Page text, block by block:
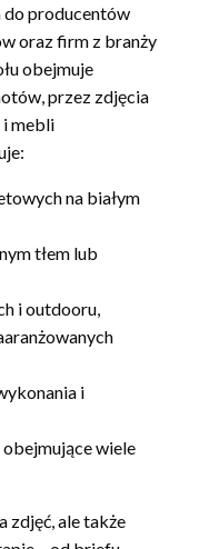
producentów
oraz firm z branży
obejmuje
przez zdjęcia
i mebli
na białym
tłem lub
i outdooru,
i
wiele
zdjęć, ale także